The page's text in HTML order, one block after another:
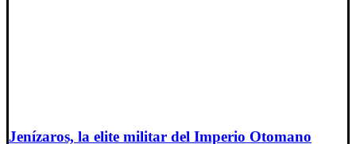
Jenízaros, la elite militar del Imperio Otomano